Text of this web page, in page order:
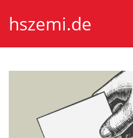
hszemi.de